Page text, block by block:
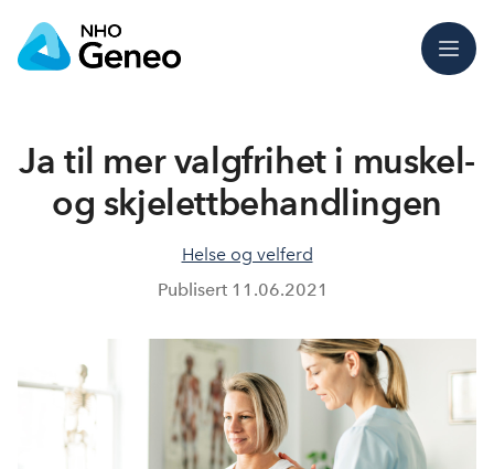
Meny
Ja til mer valgfrihet i muskel-
og skjelettbehandlingen
Helse og velferd
Publisert 11.06.2021